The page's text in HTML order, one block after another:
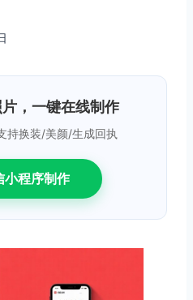
，一键在线制作
持换装/美颜/生成回执
小程序制作